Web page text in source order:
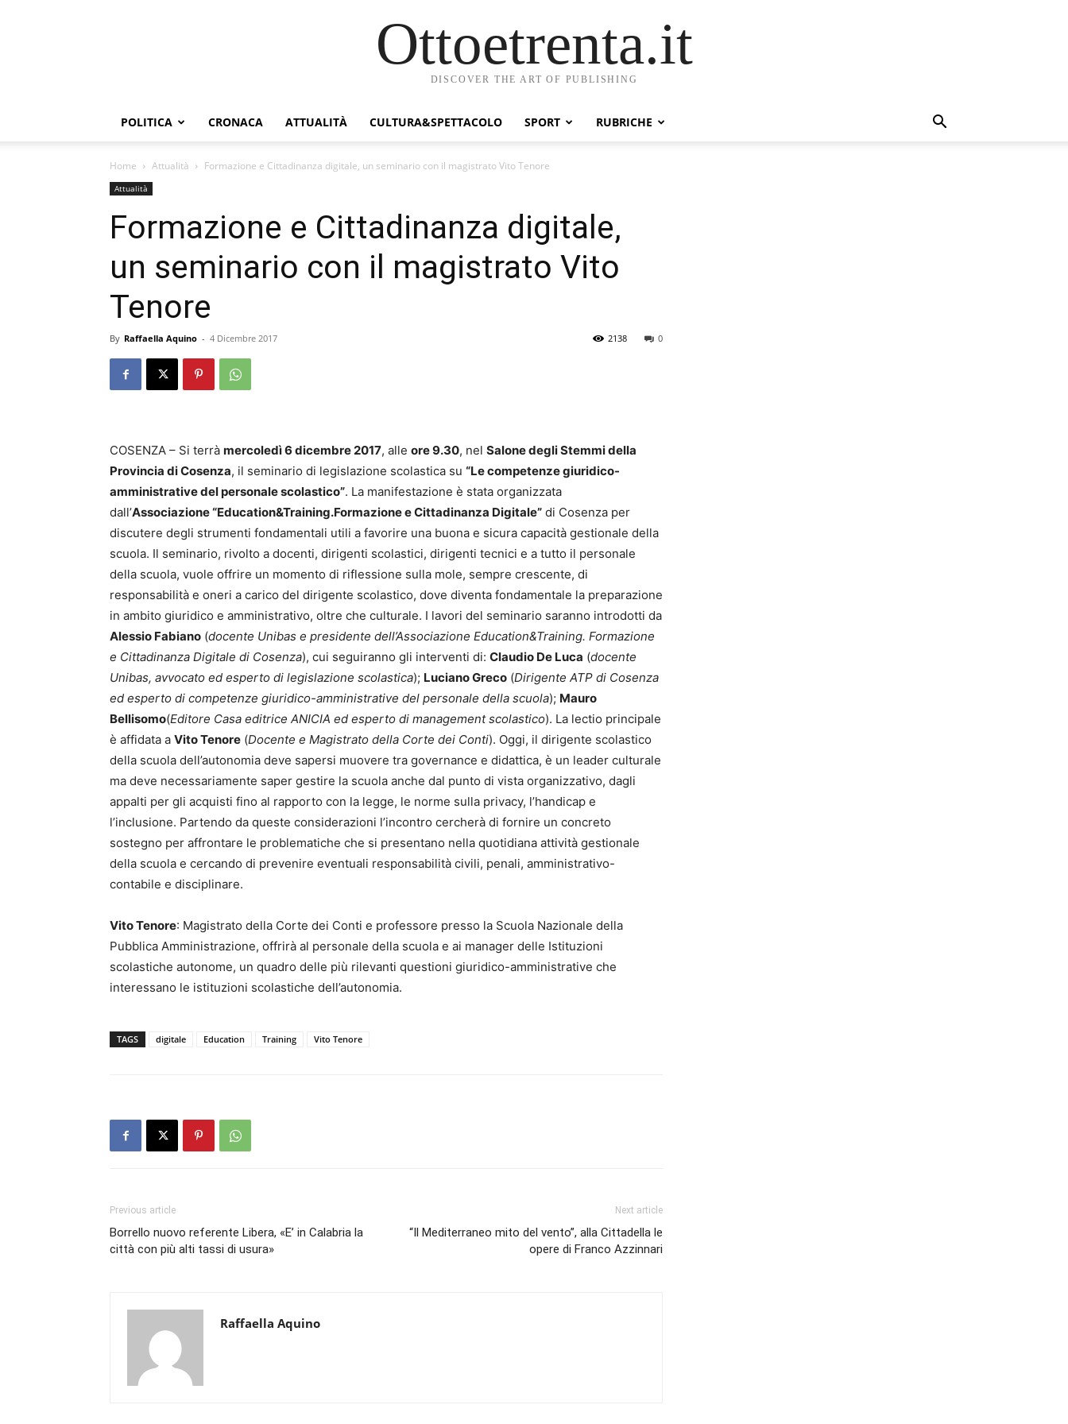
Ottoetrenta.it
DISCOVER THE ART OF PUBLISHING
POLITICA CRONACA ATTUALITÀ CULTURA&SPETTACOLO SPORT RUBRICHE
Home Attualità Formazione e Cittadinanza digitale, un seminario con il magistrato Vito Tenore
Attualità
Formazione e Cittadinanza digitale,
un seminario con il magistrato Vito
Tenore
By Raffaella Aquino - 4 Dicembre 2017 0
2138
COSENZA – Si terrà mercoledì 6 dicembre 2017, alle ore 9.30, nel Salone degli Stemmi della
Provincia di Cosenza, il seminario di legislazione scolastica su “Le competenze giuridico-
amministrative del personale scolastico”. La manifestazione è stata organizzata
dall’Associazione “Education&Training.Formazione e Cittadinanza Digitale” di Cosenza per
discutere degli strumenti fondamentali utili a favorire una buona e sicura capacità gestionale della
scuola. Il seminario, rivolto a docenti, dirigenti scolastici, dirigenti tecnici e a tutto il personale
della scuola, vuole offrire un momento di riflessione sulla mole, sempre crescente, di
responsabilità e oneri a carico del dirigente scolastico, dove diventa fondamentale la preparazione
in ambito giuridico e amministrativo, oltre che culturale. I lavori del seminario saranno introdotti da
Alessio Fabiano (docente Unibas e presidente dell’Associazione Education&Training. Formazione
e Cittadinanza Digitale di Cosenza), cui seguiranno gli interventi di: Claudio De Luca (docente
Unibas, avvocato ed esperto di legislazione scolastica); Luciano Greco (Dirigente ATP di Cosenza
ed esperto di competenze giuridico-amministrative del personale della scuola); Mauro
Bellisomo(Editore Casa editrice ANICIA ed esperto di management scolastico). La lectio principale
è affidata a Vito Tenore (Docente e Magistrato della Corte dei Conti). Oggi, il dirigente scolastico
della scuola dell’autonomia deve sapersi muovere tra governance e didattica, è un leader culturale
ma deve necessariamente saper gestire la scuola anche dal punto di vista organizzativo, dagli
appalti per gli acquisti fino al rapporto con la legge, le norme sulla privacy, l’handicap e
l’inclusione. Partendo da queste considerazioni l’incontro cercherà di fornire un concreto
sostegno per affrontare le problematiche che si presentano nella quotidiana attività gestionale
della scuola e cercando di prevenire eventuali responsabilità civili, penali, amministrativo-
contabile e disciplinare.
Vito Tenore: Magistrato della Corte dei Conti e professore presso la Scuola Nazionale della
Pubblica Amministrazione, offrirà al personale della scuola e ai manager delle Istituzioni
scolastiche autonome, un quadro delle più rilevanti questioni giuridico-amministrative che
interessano le istituzioni scolastiche dell’autonomia.
TAGS digitale Education Training Vito Tenore
Previous article
Borrello nuovo referente Libera, «E’ in Calabria la
città con più alti tassi di usura»
Next article
“Il Mediterraneo mito del vento”, alla Cittadella le
opere di Franco Azzinnari
Raffaella Aquino